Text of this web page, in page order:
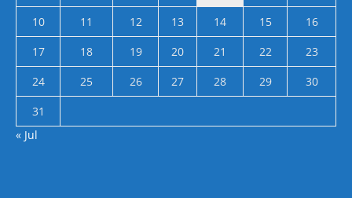
10
11 12 13 14 15
16
17
18 19 20 21 22
23
24
25 26 27 28 29
30
31
« Jul